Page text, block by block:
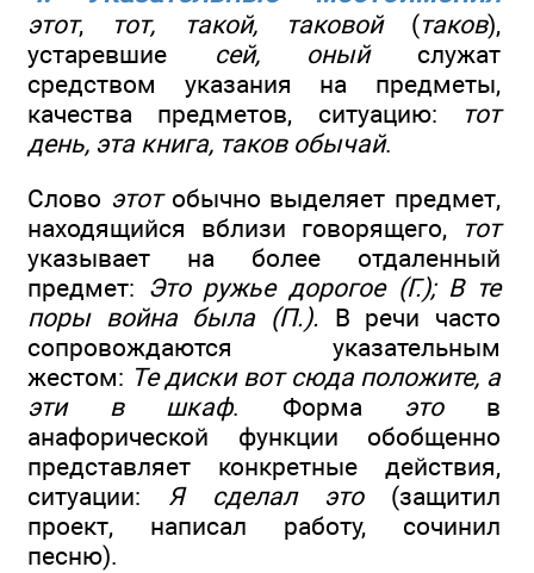
этот, тот, такой, таковой (таков),
устаревшие сей, оный служат
средством
указания на предметы,
качества предметов, ситуацию:
тот
день, эта книга, таков обычай.
Слово этотобычно выделяет предмет,
находящийся вблизи говорящего,
тот
указывает на более отдаленный
предмет: Это ружье дорогое (Г.); В те
поры война была (П.). В речи часто
сопровождаются указательным
жестом: Те диски вот сюда положите, а
эти в шкаф. Форма этов
анафорической функции обобщенно
представляет конкретные действия,
ситуации: Я сделал это (защитил
проект, написал работу, сочинил
песню).